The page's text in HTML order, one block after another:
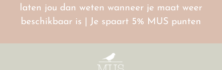
laten jou dan weten wanneer je maat weer
beschikbaar is | Je spaart 5% MUS punten